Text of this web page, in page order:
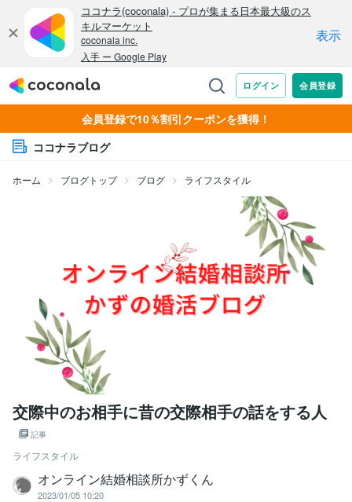
会員登録で10％割引クーポンを獲得！
ココナラブログ
ホーム ブログトップ ブログ ライフスタイル
交際中のお相手に昔の交際相手の話をする人
記事
ライフスタイル
オンライン結婚相談所かずくん
2023/01/05 10:20